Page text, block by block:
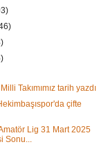
Takımımız tarih yazdı
çifte
Lig 31 Mart 2025
Sonu...